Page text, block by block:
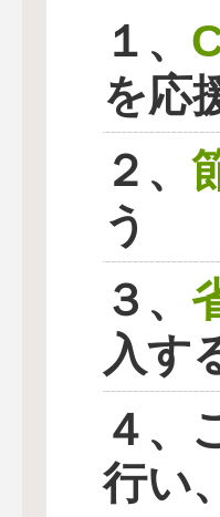
１、
を応
２、
う
３、
入す
４、
行い、